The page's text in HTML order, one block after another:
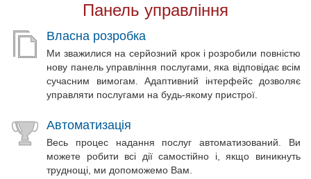
Панель управління
Власна розробка
Ми зважилися на серйозний крок і розробили повністю
нову панель управління послугами, яка відповідає всім
сучасним вимогам. Адаптивний інтерфейс дозволяє
управляти послугами на будь-якому пристрої.
Автоматизація
Весь процес надання послуг автоматизований. Ви
можете робити всі дії самостійно і, якщо виникнуть
труднощі, ми допоможемо Вам.